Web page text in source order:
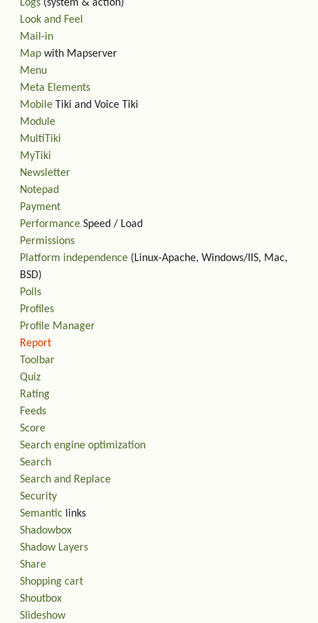
Logs (system & action)
Look and Feel
Mail-in
Map with Mapserver
Menu
Meta Elements
Mobile Tiki and Voice Tiki
Module
MultiTiki
MyTiki
Newsletter
Notepad
Payment
Performance Speed / Load
Permissions
Platform independence (Linux-Apache, Windows/IIS, Mac,
BSD)
Polls
Profiles
Profile Manager
Report
Toolbar
Quiz
Rating
Feeds
Score
Search engine optimization
Search
Search and Replace
Security
Semantic links
Shadowbox
Shadow Layers
Share
Shopping cart
Shoutbox
Slideshow